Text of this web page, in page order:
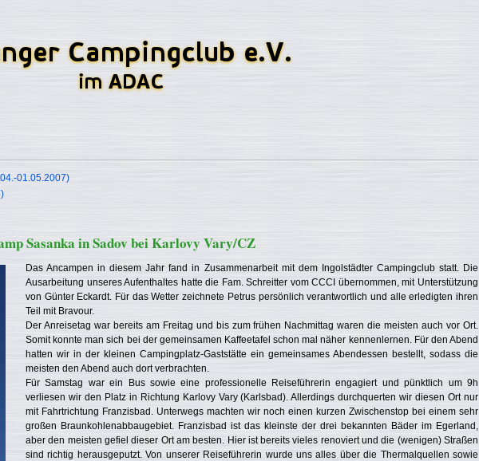
01.05.2007)
Sasanka in Sadov bei Karlovy Vary/CZ
Das Ancampen in diesem Jahr fand in Zusammenarbeit mit dem Ingolstädter Campingclub statt. Die
Ausarbeitung unseres Aufenthaltes hatte die Fam. Schreitter vom CCCI übernommen, mit Unterstützung
von Günter Eckardt. Für das Wetter zeichnete Petrus persönlich verantwortlich und alle erledigten ihren
Teil mit Bravour.
Der Anreisetag war bereits am Freitag und bis zum frühen Nachmittag waren die meisten auch vor Ort.
Somit konnte man sich bei der gemeinsamen Kaffeetafel schon mal näher kennenlernen. Für den Abend
hatten wir in der kleinen Campingplatz-Gaststätte ein gemeinsames Abendessen bestellt, sodass die
meisten den Abend auch dort verbrachten.
Für Samstag war ein Bus sowie eine professionelle Reiseführerin engagiert und pünktlich um 9h
verliesen wir den Platz in Richtung Karlovy Vary (Karlsbad). Allerdings durchquerten wir diesen Ort nur
mit Fahrtrichtung Franzisbad. Unterwegs machten wir noch einen kurzen Zwischenstop bei einem sehr
großen Braunkohlenabbaugebiet. Franzisbad ist das kleinste der drei bekannten Bäder im Egerland,
aber den meisten gefiel dieser Ort am besten. Hier ist bereits vieles renoviert und die (wenigen) Straßen
sind richtig herausgeputzt. Von unserer Reiseführerin wurde uns alles über die Thermalquellen sowie